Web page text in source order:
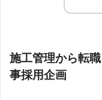
施工管理から転
事採用企画